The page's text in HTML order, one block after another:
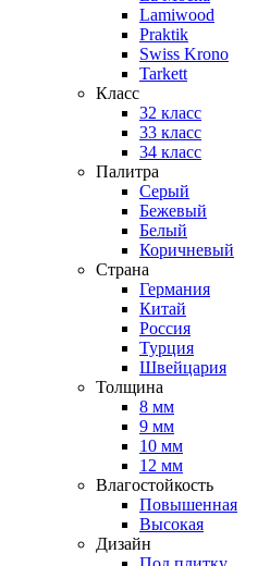
Lamiwood
Praktik
Swiss Krono
Tarkett
Класс
32 класс
33 класс
34 класс
Палитра
Серый
Бежевый
Белый
Коричневый
Страна
Германия
Китай
Россия
Турция
Швейцария
Толщина
8 мм
9 мм
10 мм
12 мм
Влагостойкость
Повышенная
Высокая
Дизайн